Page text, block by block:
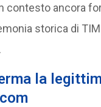
contesto ancora
storica di
la